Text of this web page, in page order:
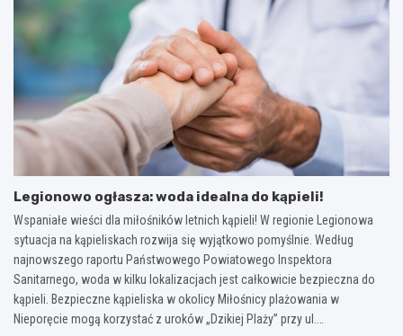
Legionowo ogłasza: woda idealna do kąpieli!
Wspaniałe wieści dla miłośników letnich kąpieli! W regionie Legionowa
sytuacja na kąpieliskach rozwija się wyjątkowo pomyślnie. Według
najnowszego raportu Państwowego Powiatowego Inspektora
Sanitarnego, woda w kilku lokalizacjach jest całkowicie bezpieczna do
kąpieli. Bezpieczne kąpieliska w okolicy Miłośnicy plażowania w
Nieporęcie mogą korzystać z uroków „Dzikiej Plaży” przy ul.…